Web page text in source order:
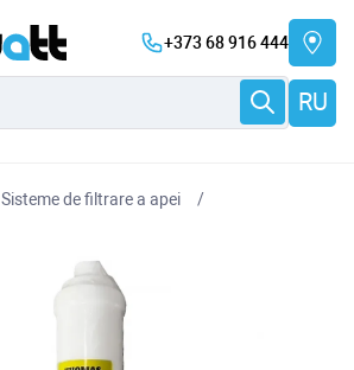
+373 68 916 444
RU
Sisteme de filtrare a apei